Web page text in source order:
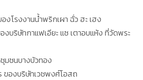
งโรงงานน้ำพริกเผา ฉั่ว ฮะ เฮง
บริษัทกาแฟเอียะ แซ เตาอบแห้ง ที่วัดพระ
มชนบางบัวทอง
ของบริษัทเวชพงศ์โอสถ